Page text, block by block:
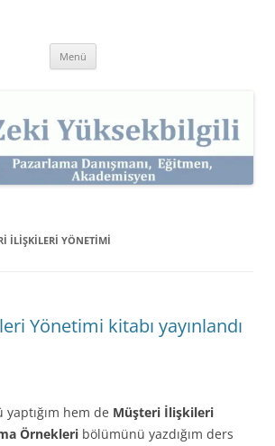
Kişisel Web Sitesi.
Menü
ILIŞKILERI YÖNETIMI
Yönetimi kitabı yayınlandı
hem de Müşteri İlişkileri
Örnekleri bölümünü yazdığım ders